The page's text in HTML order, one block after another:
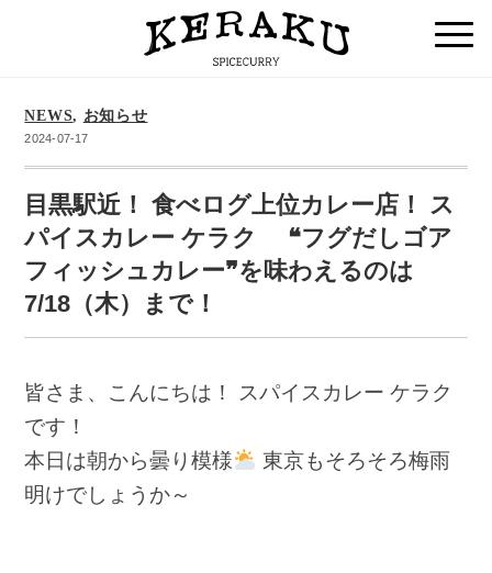
NEWS, お知らせ
2024-07-17
目黒駅近！ 食べログ上位カレー店！ ス
パイスカレー ケラク ❝フグだしゴア
フィッシュカレー❞を味わえるのは
7/18（木）まで！
皆さま、こんにちは！ スパイスカレー ケラク
です！
本日は朝から曇り模様
東京もそろそろ梅雨
明けでしょうか～